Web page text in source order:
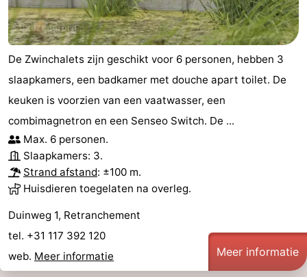
De Zwinchalets zijn geschikt voor 6 personen, hebben 3
slaapkamers, een badkamer met douche apart toilet. De
keuken is voorzien van een vaatwasser, een
combimagnetron en een Senseo Switch. De ...
Max. 6 personen.
Slaapkamers: 3.
Strand afstand: ±100 m.
Huisdieren toegelaten na overleg.
Duinweg 1, Retranchement
tel. +31 117 392 120
web. Meer informatie Meer informatie